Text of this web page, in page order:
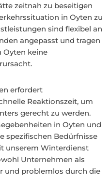
zeitnah zu beseitigen
in Oyten zu
sind flexibel an
angepasst und tragen
Oyten keine
erfordert
Reaktionszeit, um
gerecht zu werden.
in Oyten und
spezifischen Bedürfnisse
unserem Winterdienst
Unternehmen als
und problemlos durch die